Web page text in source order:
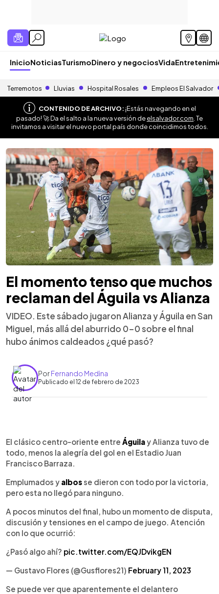
InicioNoticiasTurismoDinero y negociosVida
Terremotos Lluvias Hospital Rosales Empleos El Salvador
CONTENIDO DE ARCHIVO:¡Estás navegando en el
pasado! 🚀 Da el salto a la nueva versión deelsalvador.com . Te
invitamos a visitar el nuevo portal país donde coincidimos todos.
El momento tenso que muchos
reclaman del Águila vs Alianza
VIDEO. Este sábado jugaron Alianza y Águila en San
Miguel, más allá del aburrido 0-0 sobre el final
hubo ánimos caldeados ¿qué pasó?
PorFernando Medina
Publicado el 12 de febrero de 2023
► Escuchar artículo
El clásico centro-oriente entre Águilay Alianza tuvo de
todo, menos la alegría del gol en el Estadio Juan
Francisco Barraza.
Emplumados y albosse dieron con todo por la victoria,
pero esta no llegó para ninguno.
A pocos minutos del final, hubo un momento de disputa,
discusión y tensiones en el campo de juego. Atención
con lo que ocurrió:
¿Pasó algo ahí? pic.twitter.com/EQJDvikgEN
— Gustavo Flores (@Gusflores21) February 11, 2023
Se puede ver que aparentemente el delantero